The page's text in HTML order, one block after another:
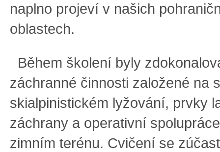
naplno projeví v našich
oblastech.
Během školení byly
záchranné činnosti založené na
skialpinistickém lyžování, prvky
záchrany a operativní
zimním terénu. Cvičení se